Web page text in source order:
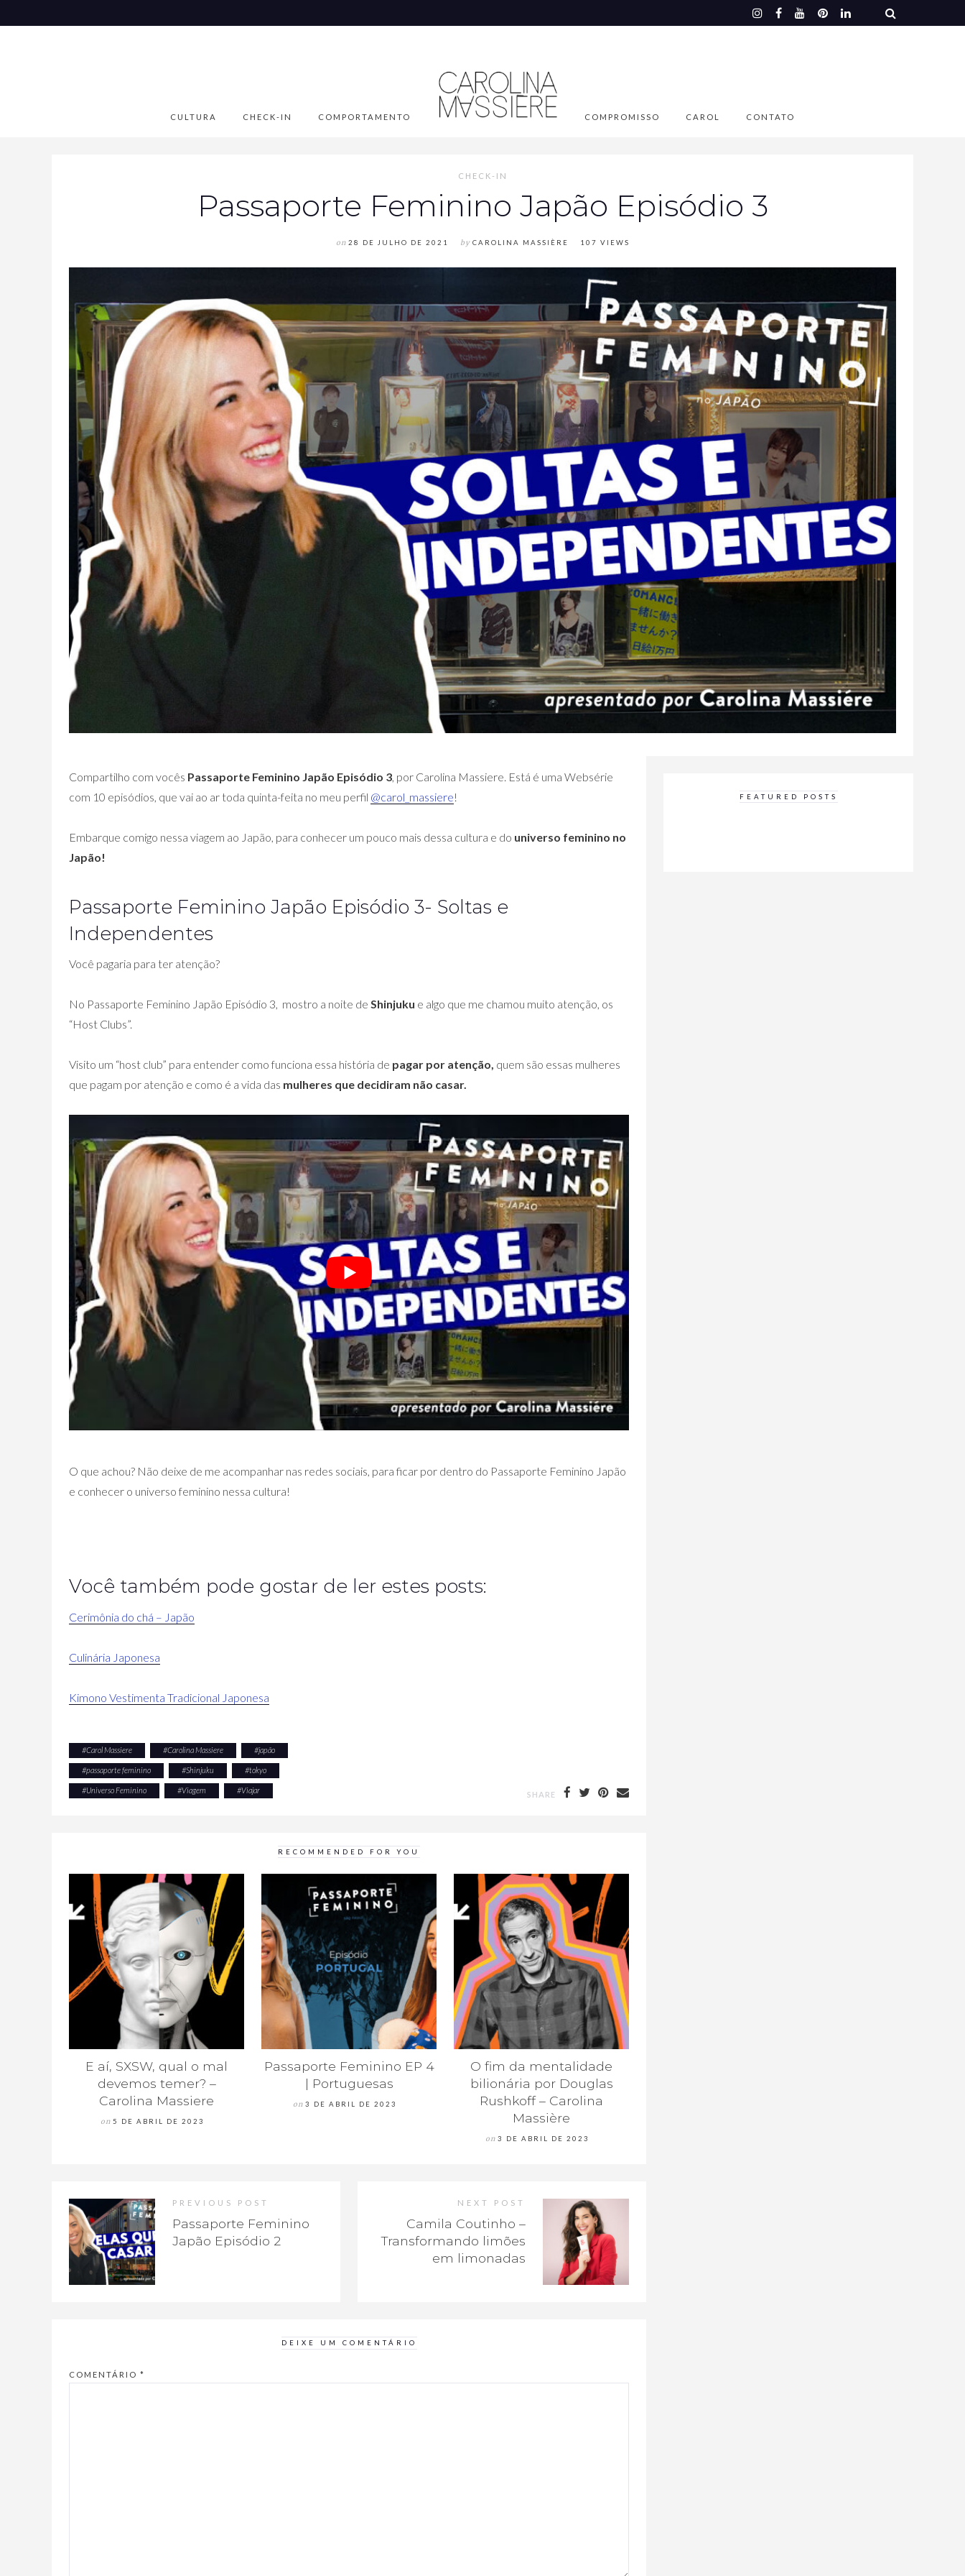
CULTURA CHECK-IN COMPORTAMENTO COMPROMISSO CAROL CONTATO
CHECK-IN
Passaporte Feminino Japão Episódio 3
on 28 DE JULHO DE 2021 by CAROLINA MASSIÈRE 107 VIEWS
Compartilho com vocês Passaporte Feminino Japão Episódio 3, por Carolina Massiere. Está é uma Websérie
com 10 episódios, que vai ao ar toda quinta-feita no meu perfil @carol_massiere!
Embarque comigo nessa viagem ao Japão, para conhecer um pouco mais dessa cultura e do universo feminino no
Japão!
Passaporte Feminino Japão Episódio 3- Soltas e
Independentes
Você pagaria para ter atenção?
No Passaporte Feminino Japão Episódio 3, mostro a noite de Shinjuku e algo que me chamou muito atenção, os
“Host Clubs”.
Visito um “host club” para entender como funciona essa história de pagar por atenção, quem são essas mulheres
que pagam por atenção e como é a vida das mulheres que decidiram não casar.
O que achou? Não deixe de me acompanhar nas redes sociais, para ficar por dentro do Passaporte Feminino Japão
e conhecer o universo feminino nessa cultura!
Você também pode gostar de ler estes posts:
Cerimônia do chá – Japão
Culinária Japonesa
Kimono Vestimenta Tradicional Japonesa
#Carol Massiere #Carolina Massiere #japão
#passaporte feminino #Shinjuku #tokyo
#Universo Feminino #Viagem #Viajar SHARE
RECOMMENDED FOR YOU
E aí, SXSW, qual o mal
devemos temer? –
Carolina Massiere
on 5 DE ABRIL DE 2023
Passaporte Feminino EP 4
| Portuguesas
on 3 DE ABRIL DE 2023
O fim da mentalidade
bilionária por Douglas
Rushkoff – Carolina
Massière
on 3 DE ABRIL DE 2023
PREVIOUS POST
Passaporte Feminino
Japão Episódio 2
NEXT POST
Camila Coutinho –
Transformando limões
em limonadas
DEIXE UM COMENTÁRIO
COMENTÁRIO *
FEATURED POSTS